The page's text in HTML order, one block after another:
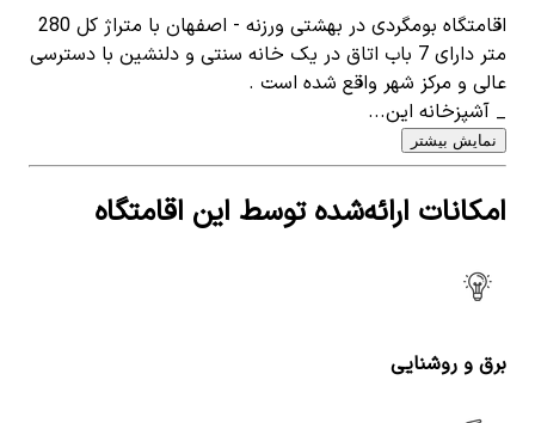
اقامتگاه بومگردی در بهشتی ورزنه - اصفهان با متراژ کل 280
متر دارای 7 باب اتاق در یک خانه سنتی و دلنشین با دسترسی
عالی و مرکز شهر واقع شده است .
_ آشپزخانه این...
نمایش بیشتر
امکانات ارائه‌شده توسط این اقامتگاه
برق و روشنایی